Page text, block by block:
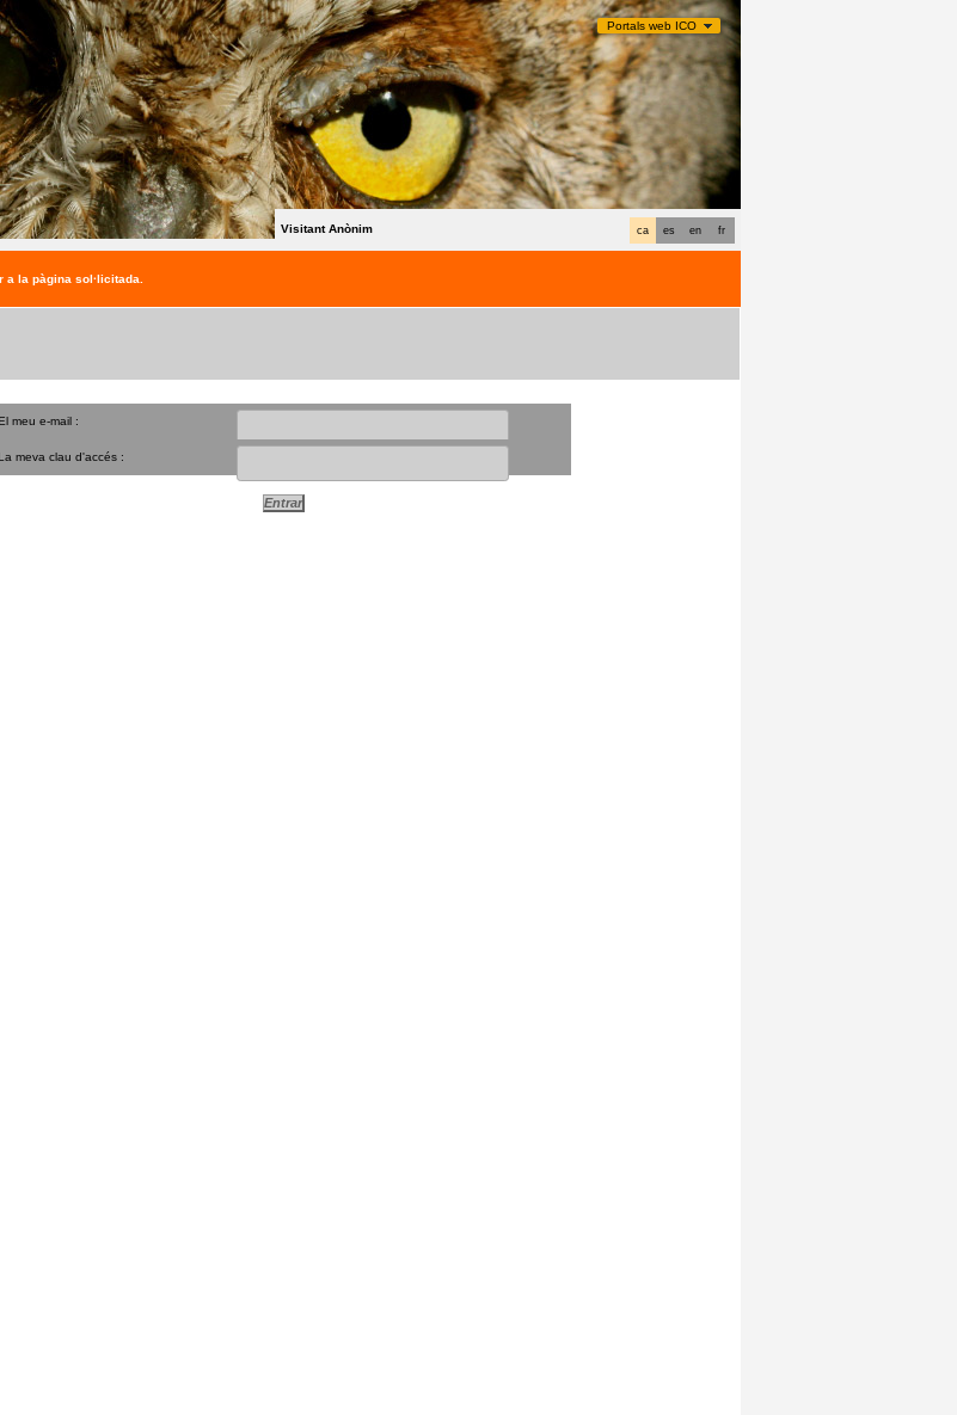
Portals web ICO
fr
en
es
ca
Visitant Anònim
la pàgina sol·licitada.
meu e-mail :
meva clau d'accés :